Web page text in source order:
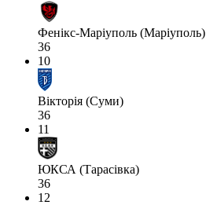
Фенікс-Маріуполь (Маріуполь)
36
10
Вікторія (Суми)
36
11
ЮКСА (Тарасівка)
36
12